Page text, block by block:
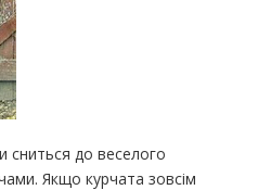
сниться до веселого
Якщо курчата зовсім